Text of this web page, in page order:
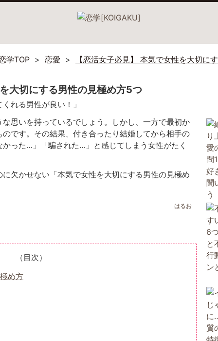
学TOP 恋愛 【恋活女子必見】 本気で女性を大切に
大切にする男性の見極め方5つ
れる男性が良い！」
思いを持っているでしょう。しかし、一方で最初か
です。その結果、付き合ったり結婚してから相手の
った…」「騙された…」と感じてしまう女性がたく
欠かせない「本気で女性を大切にする男性の見極め
はるお
（目次）
め方